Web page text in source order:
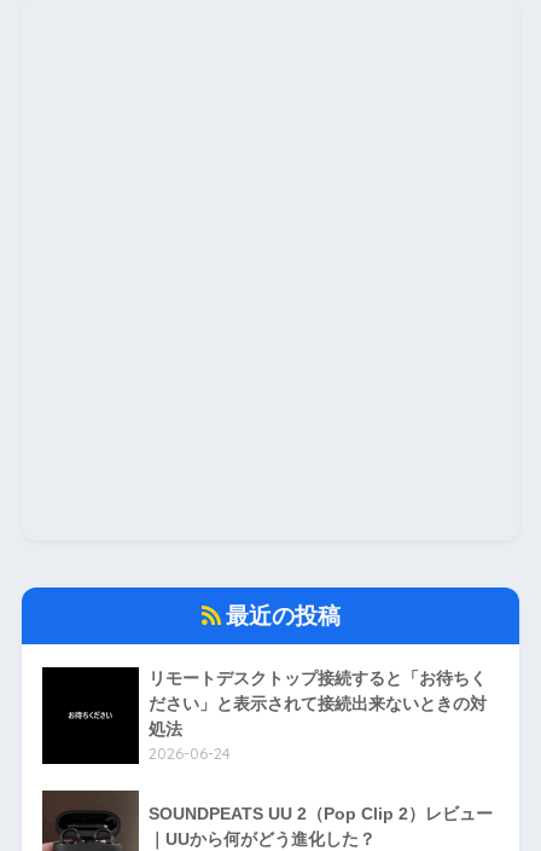
最近の投稿
リモートデスクトップ接続すると「お待ちく
ださい」と表示されて接続出来ないときの対
処法
2026-06-24
SOUNDPEATS UU 2（Pop Clip 2）レビュー
｜UUから何がどう進化した？